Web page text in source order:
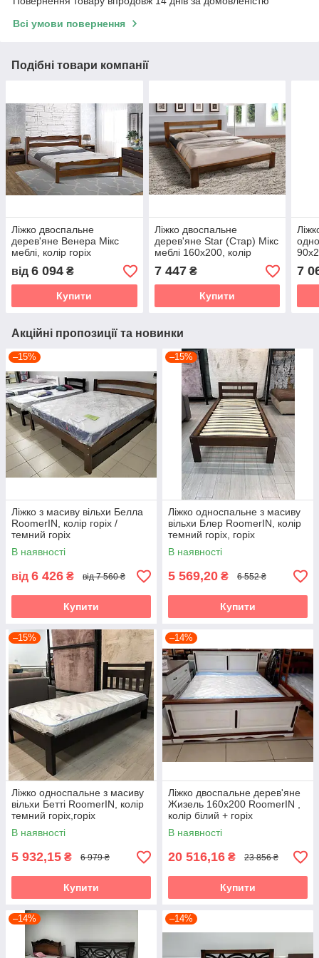
Всі умови повернення
Подібні товари компанії
Ліжко двоспальне
дерев'яне Венера Мікс
меблі, колір горіх
від 6 094 ₴
Купити
Ліжко двоспальне
дерев'яне Star (Стар) Мікс
меблі 160х200, колір
коньяк
7 447₴
Купити
горіх
7
Акційні пропозиції та новинки
–15%
Ліжко з масиву вільхи Белла
RoomerIN, колір горіх /
темний горіх
В наявності
від 6 426 ₴ від 7 560 ₴
Купити
–15%
Ліжко односпальне з масиву
вільхи Блер RoomerIN, колір
темний горіх, горіх
В наявності
5 569,20 ₴ 6 552 ₴
Купити
–15%
Ліжко односпальне з масиву
вільхи Бетті RoomerIN, колір
темний горіх,горіх
В наявності
5 932,15 ₴ 6 979 ₴
Купити
–14%
Ліжко двоспальне дерев'яне
Жизель 160х200 RoomerIN ,
колір білий + горіх
В наявності
20 516,16 ₴ 23 856 ₴
Купити
–14% –14%